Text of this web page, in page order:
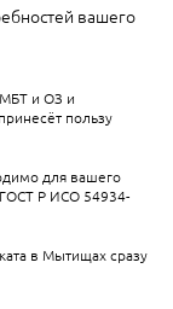
вашего
и ОЗ и
пользу
для вашего
Р ИСО 54934-
в Мытищах сразу